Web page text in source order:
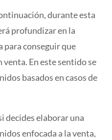
durante esta
profundizar en la
para conseguir que
venta. En este sentido se
basados en casos de
decides elaborar una
enfocada a la venta,